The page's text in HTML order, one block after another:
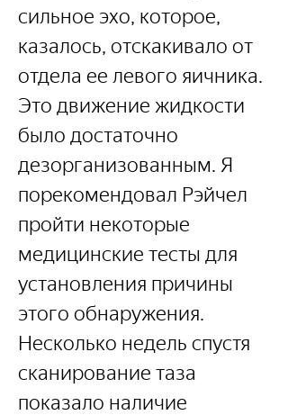
сильное эхо, которое,
казалось, отскакивало от
отдела ее левого яичника.
Это движение жидкости
было достаточно
дезорганизованным. Я
порекомендовал Рэйчел
пройти некоторые
медицинские тесты для
установления причины
этого обнаружения.
Несколько недель спустя
сканирование таза
показало наличие